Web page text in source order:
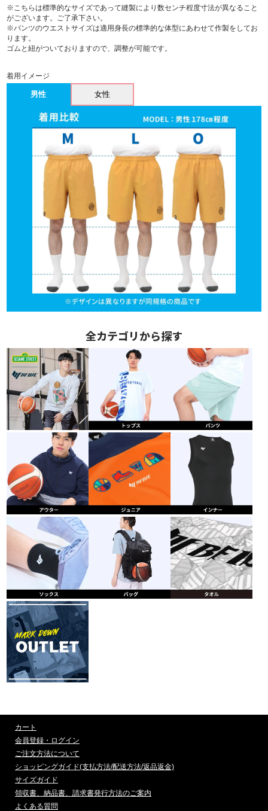
※こちらは標準的なサイズであって縫製により数センチ程度寸法が異なること
がございます。ご了承下さい。
※パンツのウエストサイズは適用身長の標準的な体型にあわせて作製をしてお
ります。
ゴムと紐がついておりますので、調整が可能です。
着用イメージ
男性 女性
全カテゴリから探す
カート
会員登録・ログイン
ご注文方法について
ショッピングガイド(支払方法/配送方法/返品返金)
サイズガイド
領収書、納品書、請求書発行方法のご案内
よくある質問